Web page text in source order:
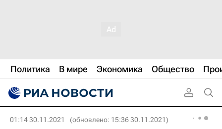
Политика В мире Экономика Общество
01:14 30.11.2021 (обновлено: 15:36 30.11.2021)